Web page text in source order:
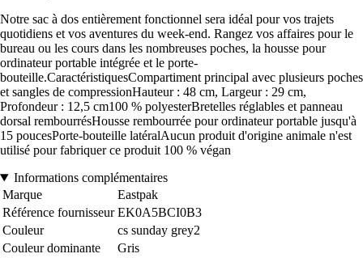
Notre sac à dos entièrement fonctionnel sera idéal pour vos trajets
quotidiens et vos aventures du week-end. Rangez vos affaires pour le
bureau ou les cours dans les nombreuses poches, la housse pour
ordinateur portable intégrée et le porte-
bouteille.CaractéristiquesCompartiment principal avec plusieurs poches
et sangles de compressionHauteur : 48 cm, Largeur : 29 cm,
Profondeur : 12,5 cm100 % polyesterBretelles réglables et panneau
dorsal rembourrésHousse rembourrée pour ordinateur portable jusqu'à
15 poucesPorte-bouteille latéralAucun produit d'origine animale n'est
utilisé pour fabriquer ce produit 100 % végan
Informations complémentaires
Marque
Eastpak
Référence fournisseur EK0A5BCI0B3
Couleur
cs sunday grey2
Couleur dominante
Gris